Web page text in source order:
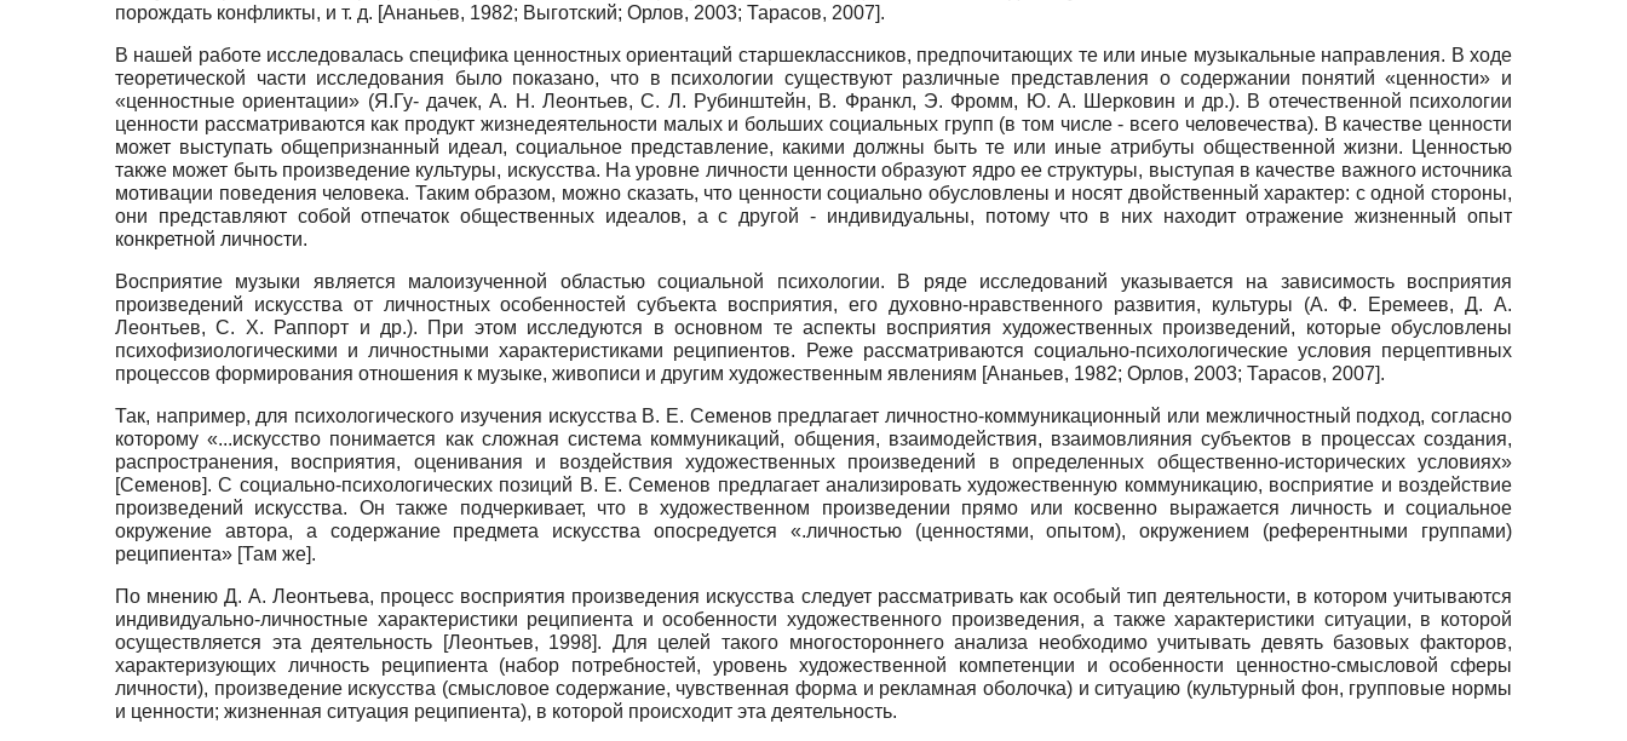
порождать конфликты, и т. д. [Ананьев, 1982; Выготский; Орлов, 2003; Тарасов, 2007].
В нашей работе исследовалась специфика ценностных ориентаций старшеклассников, предпочитающих те или иные музыкальные направления. В ходе
теоретической части исследования было показано, что в психологии существуют различные представления о содержании понятий «ценности» и
«ценностные ориентации» (Я.Гу- дачек, А. Н. Леонтьев, С. Л. Рубинштейн, В. Франкл, Э. Фромм, Ю. А. Шерковин и др.). В отечественной психологии
ценности рассматриваются как продукт жизнедеятельности малых и больших социальных групп (в том числе - всего человечества). В качестве ценности
может выступать общепризнанный идеал, социальное представление, какими должны быть те или иные атрибуты общественной жизни. Ценностью
также может быть произведение культуры, искусства. На уровне личности ценности образуют ядро ее структуры, выступая в качестве важного источника
мотивации поведения человека. Таким образом, можно сказать, что ценности социально обусловлены и носят двойственный характер: с одной стороны,
они представляют собой отпечаток общественных идеалов, а с другой - индивидуальны, потому что в них находит отражение жизненный опыт
конкретной личности.
Восприятие музыки является малоизученной областью социальной психологии. В ряде исследований указывается на зависимость восприятия
произведений искусства от личностных особенностей субъекта восприятия, его духовно-нравственного развития, культуры (А. Ф. Еремеев, Д. А.
Леонтьев, С. Х. Раппорт и др.). При этом исследуются в основном те аспекты восприятия художественных произведений, которые обусловлены
психофизиологическими и личностными характеристиками реципиентов. Реже рассматриваются социально-психологические условия перцептивных
процессов формирования отношения к музыке, живописи и другим художественным явлениям [Ананьев, 1982; Орлов, 2003; Тарасов, 2007].
Так, например, для психологического изучения искусства В. Е. Семенов предлагает личностно-коммуникационный или межличностный подход, согласно
которому «...искусство понимается как сложная система коммуникаций, общения, взаимодействия, взаимовлияния субъектов в процессах создания,
распространения, восприятия, оценивания и воздействия художественных произведений в определенных общественно-исторических условиях»
[Семенов]. С социально-психологических позиций В. Е. Семенов предлагает анализировать художественную коммуникацию, восприятие и воздействие
произведений искусства. Он также подчеркивает, что в художественном произведении прямо или косвенно выражается личность и социальное
окружение автора, а содержание предмета искусства опосредуется «.личностью (ценностями, опытом), окружением (референтными группами)
реципиента» [Там же].
По мнению Д. А. Леонтьева, процесс восприятия произведения искусства следует рассматривать как особый тип деятельности, в котором учитываются
индивидуально-личностные характеристики реципиента и особенности художественного произведения, а также характеристики ситуации, в которой
осуществляется эта деятельность
[Леонтьев, 1998]. Для целей такого многостороннего анализа необходимо учитывать девять базовых факторов,
характеризующих личность реципиента (набор потребностей, уровень художественной компетенции и особенности ценностно-смысловой сферы
личности), произведение искусства (смысловое содержание, чувственная форма и рекламная оболочка) и ситуацию (культурный фон, групповые нормы
и ценности; жизненная ситуация реципиента), в которой происходит эта деятельность.